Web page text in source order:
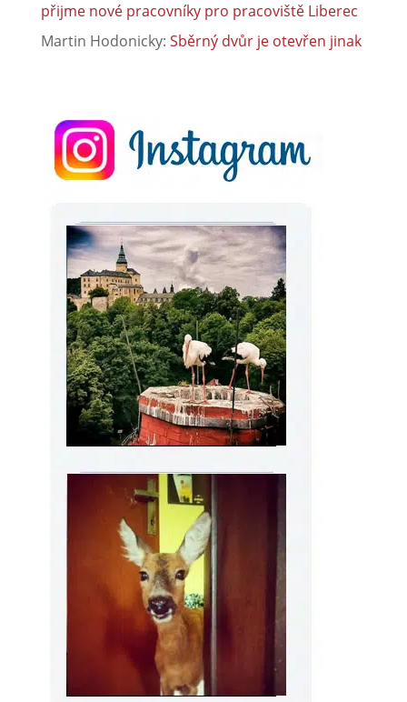
přijme nové pracovníky pro pracoviště Liberec
Martin Hodonicky: Sběrný dvůr je otevřen jinak